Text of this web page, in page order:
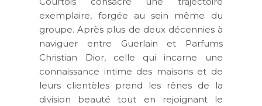
exemplaire, forgée au sein même du
groupe. Après plus de deux décennies à
naviguer entre Guerlain et Parfums
Christian Dior, celle qui incarne une
connaissance intime des maisons et de
leurs clientèles prend les rênes de la
division beauté tout en rejoignant le